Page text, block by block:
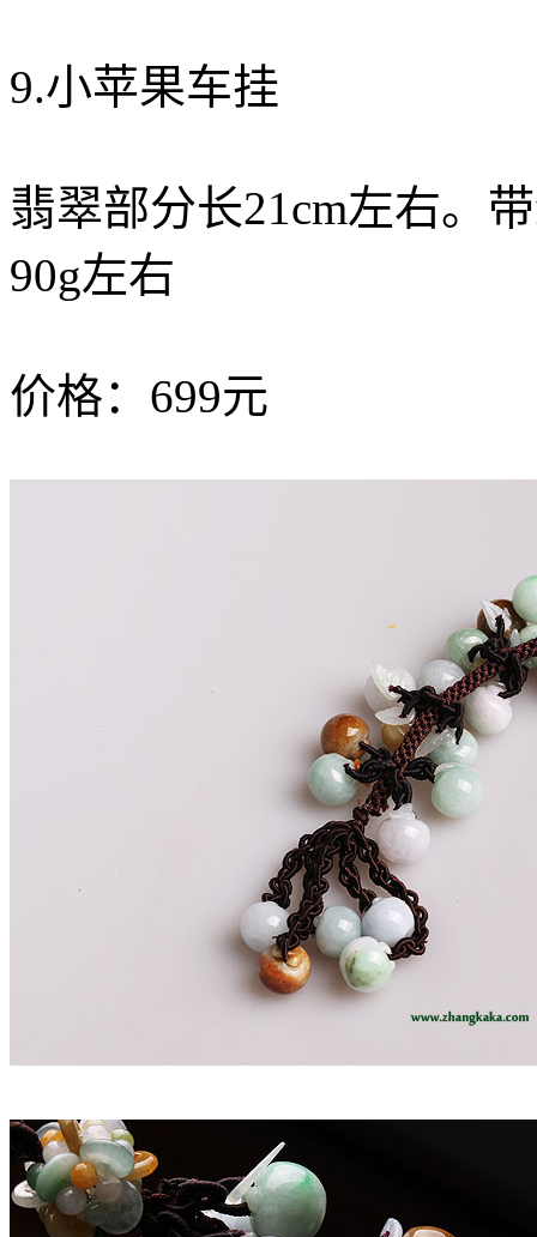
9.小苹果车挂
翡翠部分长21cm左右。
90g左右
价格：699元